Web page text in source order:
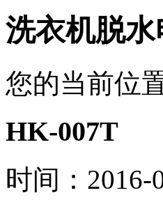
洗衣机脱水
您的当前位
HK-007T
时间：2016-